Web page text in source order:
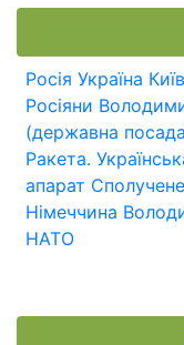
Росія Україна Київ
Росіяни
(державна
Ракета.
апарат
Німеччина
НАТО